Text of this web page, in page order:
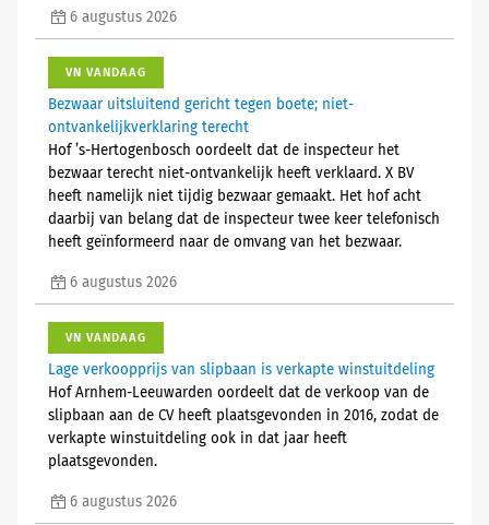
6 augustus 2026
VN VANDAAG
Bezwaar uitsluitend gericht tegen boete; niet-
ontvankelijkverklaring terecht
Hof ’s-Hertogenbosch oordeelt dat de inspecteur het
bezwaar terecht niet-ontvankelijk heeft verklaard. X BV
heeft namelijk niet tijdig bezwaar gemaakt. Het hof acht
daarbij van belang dat de inspecteur twee keer telefonisch
heeft geïnformeerd naar de omvang van het bezwaar.
6 augustus 2026
VN VANDAAG
Lage verkoopprijs van slipbaan is verkapte winstuitdeling
Hof Arnhem-Leeuwarden oordeelt dat de verkoop van de
slipbaan aan de CV heeft plaatsgevonden in 2016, zodat de
verkapte winstuitdeling ook in dat jaar heeft
plaatsgevonden.
6 augustus 2026